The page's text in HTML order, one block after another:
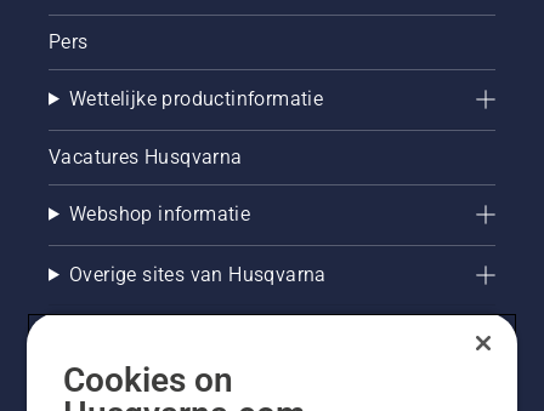
Pers
Wettelijke productinformatie
Vacatures Husqvarna
Webshop informatie
Overige sites van Husqvarna
Cookies on